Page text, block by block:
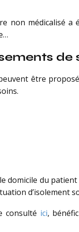
non médicalisé
de
être
domicile du
d’isolement
consulté ici,